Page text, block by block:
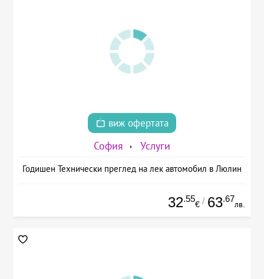
виж офертата
София Услуги
Годишен Технически преглед на лек автомобил в Люлин
32.55
€ / 63.67
лв.